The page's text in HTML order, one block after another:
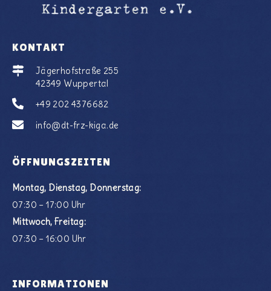
KONTAKT
Jägerhofstraße 255
42349 Wuppertal
+49 202 4376682
info@dt-frz-kiga.de
ÖFFNUNGSZEITEN
Montag, Dienstag, Donnerstag:
07:30 – 17:00 Uhr
Mittwoch, Freitag:
07:30 – 16:00 Uhr
INFORMATIONEN